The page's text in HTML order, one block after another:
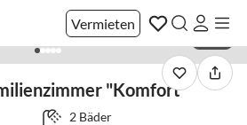
Vermieten
"Komfort"
2 Bäder